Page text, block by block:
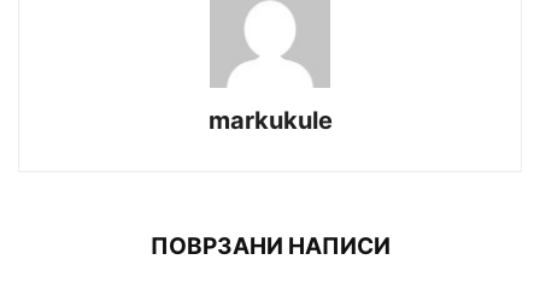
markukule
ПОВРЗАНИ НАПИСИ